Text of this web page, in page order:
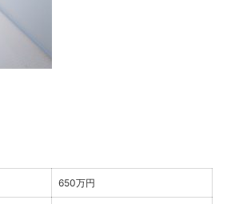
650万円